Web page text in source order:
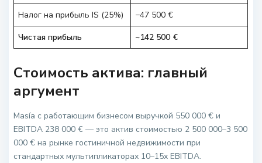
Налог на прибыль IS (25%)
−47 500 €
Чистая прибыль
~142 500 €
Стоимость актива: главный
аргумент
Masía с работающим бизнесом выручкой 550 000 € и
EBITDA 238 000 € — это актив стоимостью 2 500 000–3 500
000 € на рынке гостиничной недвижимости при
стандартных мультипликаторах 10–15x EBITDA.